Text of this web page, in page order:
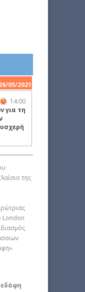
05/2021
14:00
για τη
της
London
εδάφη